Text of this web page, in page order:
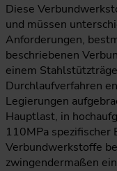
Diese
und müssen
Anforderungen,
beschriebenen
einem
Durchlaufverfahren
Legierungen
Hauptlast, in
110MPa
Verbundwerkstoffe
zwingendermaßen